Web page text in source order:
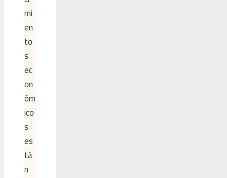
mi
en
to
s
ec
on
óm
ico
s
es
tá
n